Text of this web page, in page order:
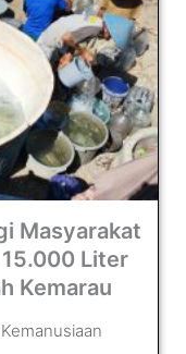
Masyarakat
Liter
Kemarau